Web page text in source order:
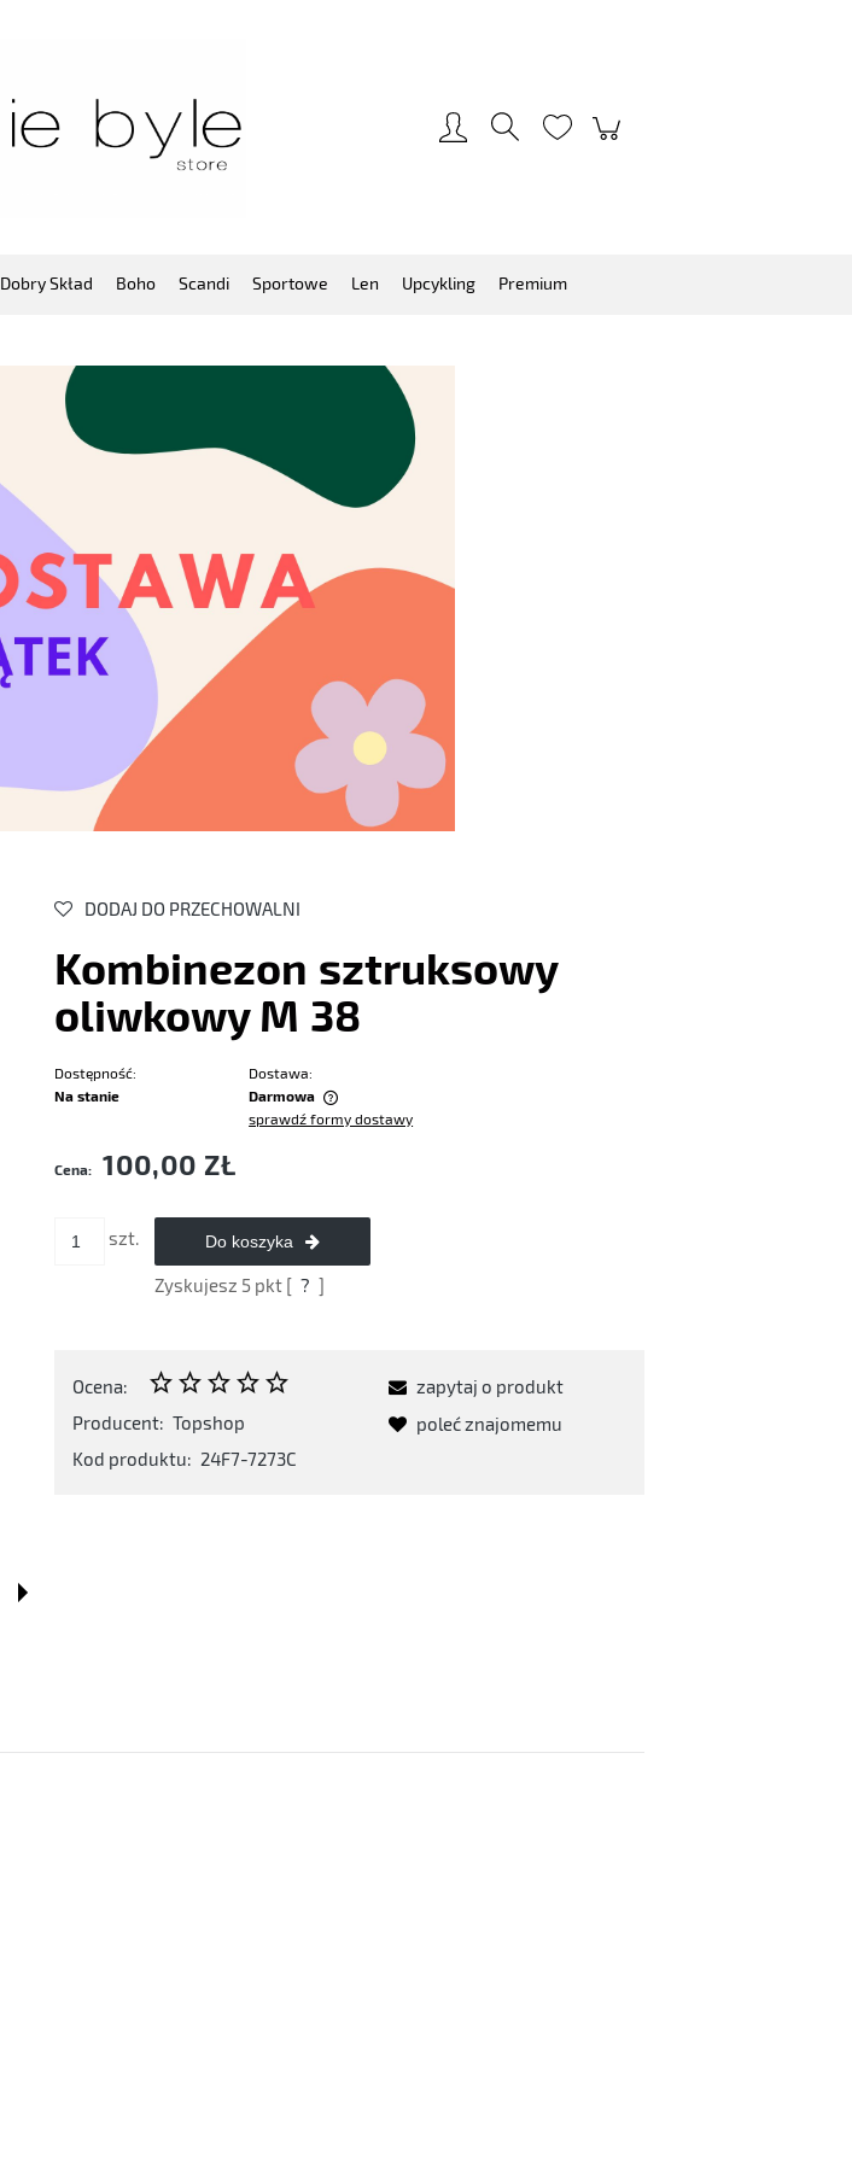
Dobry Skład Boho Scandi Sportowe Len Upcykling Premium
DODAJ DO PRZECHOWALNI
Kombinezon sztruksowy
oliwkowy M 38
Dostępność:
Na stanie
Dostawa:
Darmowa
płatności
sprawdź formy dostawy
Cena: 100,00 ZŁ
szt. Do koszyka
Zyskujesz 5pkt [ ? ]
Ocena:
Producent: Topshop
Kod produktu: 24F7-7273C
zapytaj o produkt
poleć znajomemu